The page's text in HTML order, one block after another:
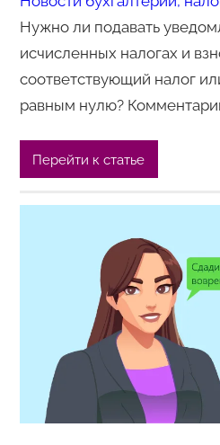
Нужно ли подавать
исчисленных налогах и
соответствующий налог
равным нулю?
Перейти к статье